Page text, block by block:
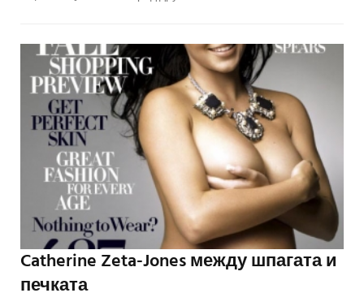
Catherine Zeta-Jones между шпагата и
печката